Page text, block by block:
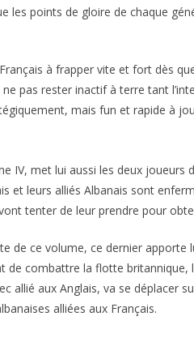
les points de gloire de chaque
à frapper vite et fort dès
pas rester inactif à terre tant
mais fun et rapide à
IV, met lui aussi les deux joueurs
et leurs alliés Albanais sont
tenter de leur prendre pour
de ce volume, ce dernier apporte
de combattre la flotte
allié aux Anglais, va se déplacer
alliées aux Français.